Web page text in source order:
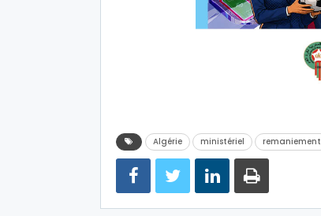
Algérie ministériel remaniement